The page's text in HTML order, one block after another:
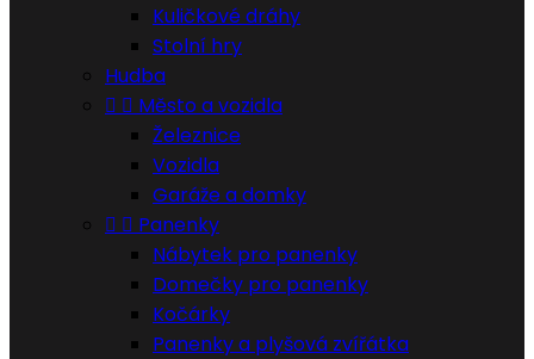
Kuličkové dráhy
Stolní hry
Hudba
  Město a vozidla
Železnice
Vozidla
Garáže a domky
  Panenky
Nábytek pro panenky
Domečky pro panenky
Kočárky
Panenky a plyšová zvířátka